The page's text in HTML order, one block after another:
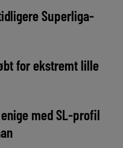
Superliga-
for ekstremt lille
enige med SL-profil